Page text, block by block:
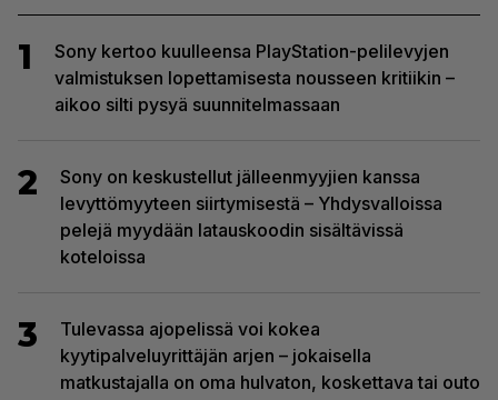
1
Sony kertoo kuulleensa PlayStation-pelilevyjen
valmistuksen lopettamisesta nousseen kritiikin –
aikoo silti pysyä suunnitelmassaan
2
Sony on keskustellut jälleenmyyjien kanssa
levyttömyyteen siirtymisestä – Yhdysvalloissa
pelejä myydään latauskoodin sisältävissä
koteloissa
3
Tulevassa ajopelissä voi kokea
kyytipalveluyrittäjän arjen – jokaisella
matkustajalla on oma hulvaton, koskettava tai outo